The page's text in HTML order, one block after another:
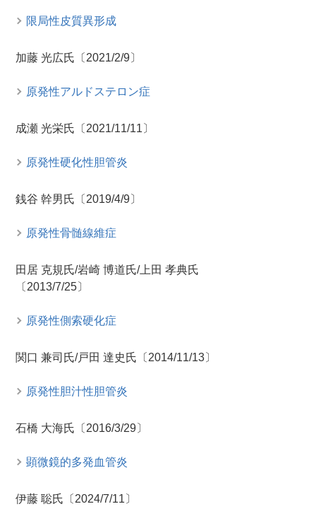
限局性皮質異形成
加藤 光広氏〔2021/2/9〕
原発性アルドステロン症
成瀬 光栄氏〔2021/11/11〕
原発性硬化性胆管炎
銭谷 幹男氏〔2019/4/9〕
原発性骨髄線維症
田居 克規氏/岩崎 博道氏/上田 孝典氏
〔2013/7/25〕
原発性側索硬化症
関口 兼司氏/戸田 達史氏〔2014/11/13〕
原発性胆汁性胆管炎
石橋 大海氏〔2016/3/29〕
顕微鏡的多発血管炎
伊藤 聡氏〔2024/7/11〕